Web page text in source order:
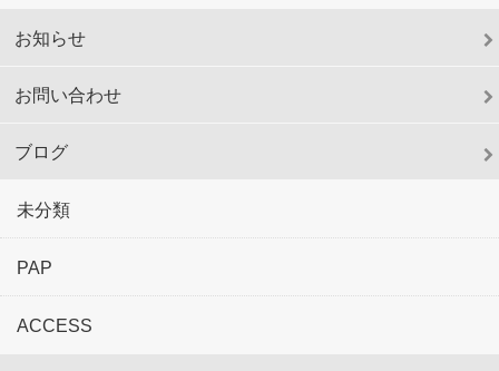
お知らせ
お問い合わせ
ブログ
未分類
PAP
ACCESS